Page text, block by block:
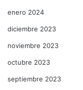
enero 2024
diciembre 2023
noviembre 2023
octubre 2023
septiembre 2023